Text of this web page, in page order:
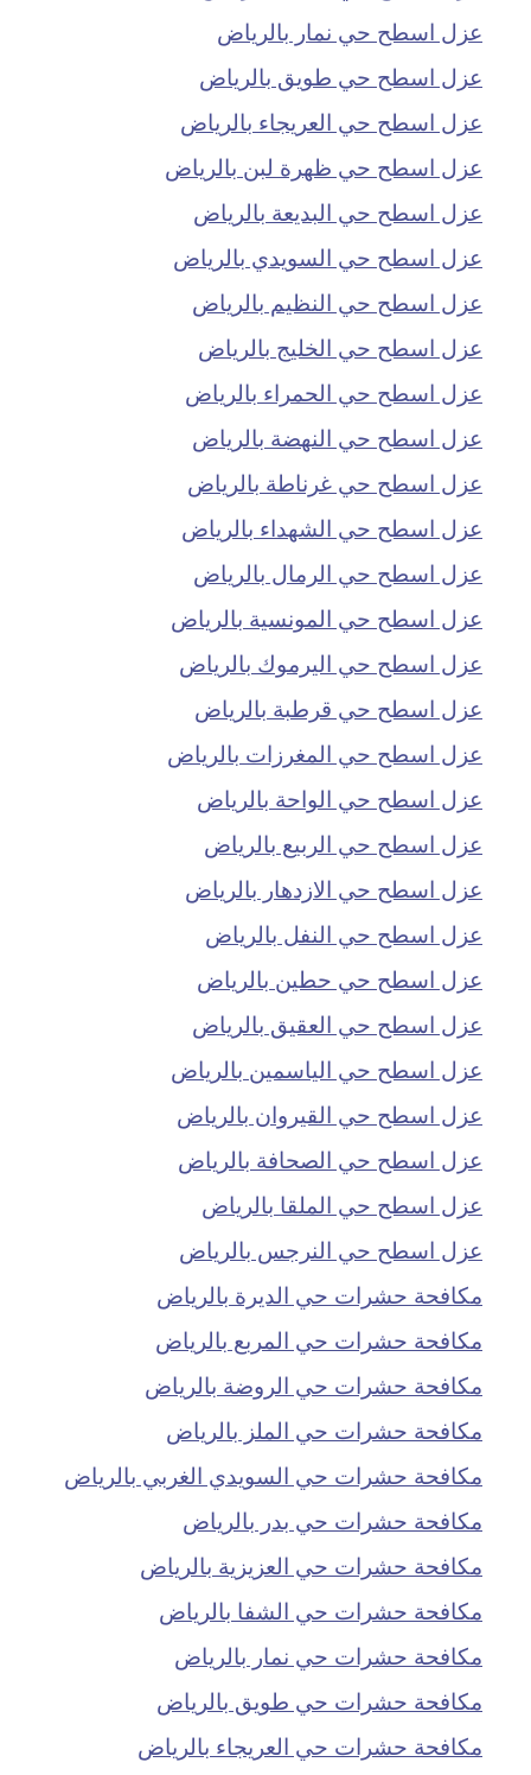
عزل اسطح حي نمار بالرياض
عزل اسطح حي طويق بالرياض
عزل اسطح حي العريجاء بالرياض
عزل اسطح حي ظهرة لبن بالرياض
عزل اسطح حي البديعة بالرياض
عزل اسطح حي السويدي بالرياض
عزل اسطح حي النظيم بالرياض
عزل اسطح حي الخليج بالرياض
عزل اسطح حي الحمراء بالرياض
عزل اسطح حي النهضة بالرياض
عزل اسطح حي غرناطة بالرياض
عزل اسطح حي الشهداء بالرياض
عزل اسطح حي الرمال بالرياض
عزل اسطح حي المونسية بالرياض
عزل اسطح حي اليرموك بالرياض
عزل اسطح حي قرطبة بالرياض
عزل اسطح حي المغرزات بالرياض
عزل اسطح حي الواحة بالرياض
عزل اسطح حي الربيع بالرياض
عزل اسطح حي الازدهار بالرياض
عزل اسطح حي النفل بالرياض
عزل اسطح حي حطين بالرياض
عزل اسطح حي العقيق بالرياض
عزل اسطح حي الياسمين بالرياض
عزل اسطح حي القيروان بالرياض
عزل اسطح حي الصحافة بالرياض
عزل اسطح حي الملقا بالرياض
عزل اسطح حي النرجس بالرياض
مكافحة حشرات حي الديرة بالرياض
مكافحة حشرات حي المربع بالرياض
مكافحة حشرات حي الروضة بالرياض
مكافحة حشرات حي الملز بالرياض
مكافحة حشرات حي السويدي الغربي بالرياض
مكافحة حشرات حي بدر بالرياض
مكافحة حشرات حي العزيزية بالرياض
مكافحة حشرات حي الشفا بالرياض
مكافحة حشرات حي نمار بالرياض
مكافحة حشرات حي طويق بالرياض
مكافحة حشرات حي العريجاء بالرياض